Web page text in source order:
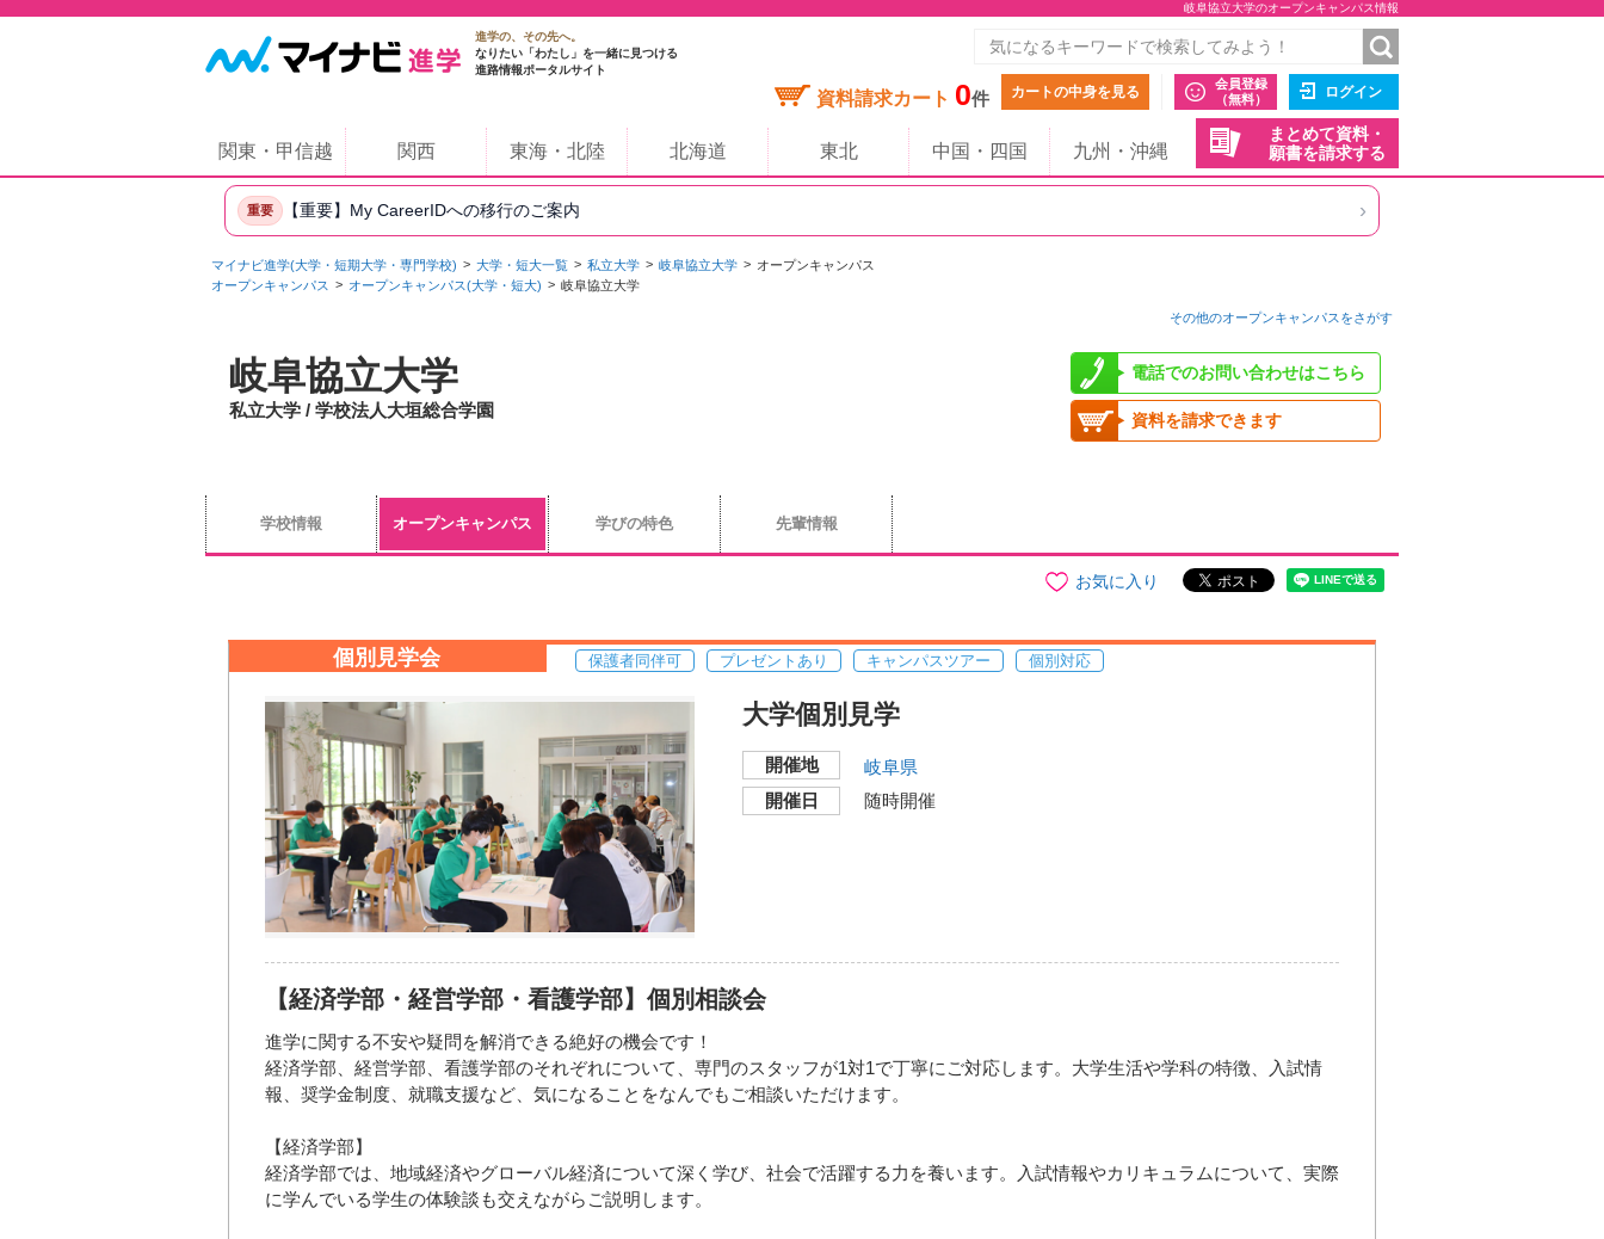
岐阜協立大学のオープンキャンパス情報
進学の、その先へ。
なりたい「わたし」を一緒に見つける
進路情報ポータルサイト
資料請求カート 0件 カートの中身を見る
会員登録
（無料）
ログイン
まとめて資料・
願書を請求する
関東・甲信越 関西 東海・北陸 北海道 東北 中国・四国 九州・沖縄
重要 【重要】My CareerIDへの移行のご案内 ›
マイナビ進学(大学・短期大学・専門学校) 大学・短大一覧 私立大学 岐阜協立大学
オープンキャンパス
オープンキャンパス
オープンキャンパス(大学・短大) 岐阜協立大学
その他のオープンキャンパスをさがす
岐阜協立大学
私立大学 / 学校法人大垣総合学園
電話でのお問い合わせはこちら
資料を請求できます
学校情報 オープンキャンパス 学びの特色 先輩情報
お気に入り
個別見学会 保護者同伴可 プレゼントあり キャンパスツアー 個別対応
大学個別見学
開催地
岐阜県
開催日
随時開催
【経済学部・経営学部・看護学部】個別相談会
進学に関する不安や疑問を解消できる絶好の機会です！
経済学部、経営学部、看護学部のそれぞれについて、専門のスタッフが1対1で丁寧にご対応します。大学生活や学科の特徴、入試情
報、奨学金制度、就職支援など、気になることをなんでもご相談いただけます。
【経済学部】
経済学部では、地域経済やグローバル経済について深く学び、社会で活躍する力を養います。入試情報やカリキュラムについて、実際
に学んでいる学生の体験談も交えながらご説明します。